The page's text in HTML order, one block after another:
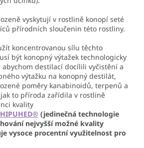
vyskytují v rostlině konopí seté
přírodních sloučenin této rostliny.
koncentrovanou sílu těchto
být konopný výtažek technologicky
abychom destilací docílili vyčistění a
výtažku na konopný destilát,
poměry kanabinoidů, terpenů a
to příroda zařídila v rostlině
kvality
HIPUHED® (jedinečná technologie
nejvyšší možné kvality
vysoce procentní využitelnost pro